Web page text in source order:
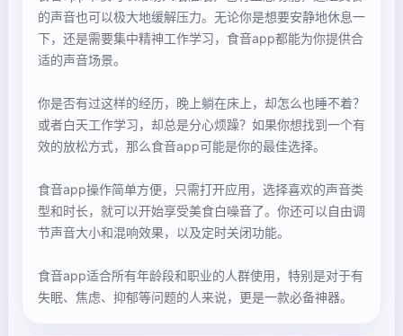
的声音也可以极大地缓解压力。无论你是想要安静地休息一
下，还是需要集中精神工作学习，食音app都能为你提供合
适的声音场景。
你是否有过这样的经历，晚上躺在床上，却怎么也睡不着？
或者白天工作学习，却总是分心烦躁？如果你想找到一个有
效的放松方式，那么食音app可能是你的最佳选择。
食音app操作简单方便，只需打开应用，选择喜欢的声音类
型和时长，就可以开始享受美食白噪音了。你还可以自由调
节声音大小和混响效果，以及定时关闭功能。
食音app适合所有年龄段和职业的人群使用，特别是对于有